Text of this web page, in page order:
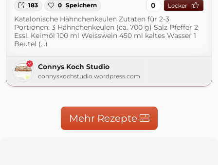
183 0 Speichern 0 Lecker
Katalonische Hähnchenkeulen Zutaten für 2-3
Portionen: 3 Hähnchenkeulen (ca. 700 g) Salz Pfeffer 2
Essl. Keimöl 100 ml Weisswein 450 ml kaltes Wasser 1
Beutel (...)
Connys Koch Studio
connyskochstudio.wordpress.com
Mehr Rezepte